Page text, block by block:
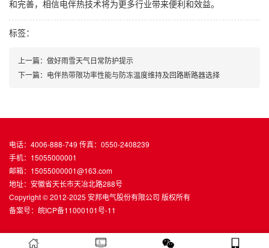
和完善，相信电伴热技术将为更多行业带来便利和效益。
标签：
上一篇：做好雨雪天气日常防护提示
下一篇：电伴热带限功率性能与防冻温度维持及回路断路器选择
电话：4006-888-749 传真：0550-2408239
手机：15055000001
邮箱：15055000001@163.com
地址：安徽省天长市天冶北路288号
Copyright © 2012-2025 安邦电气股份有限公司 版权所有
备案号： 皖ICP备11000101号-11